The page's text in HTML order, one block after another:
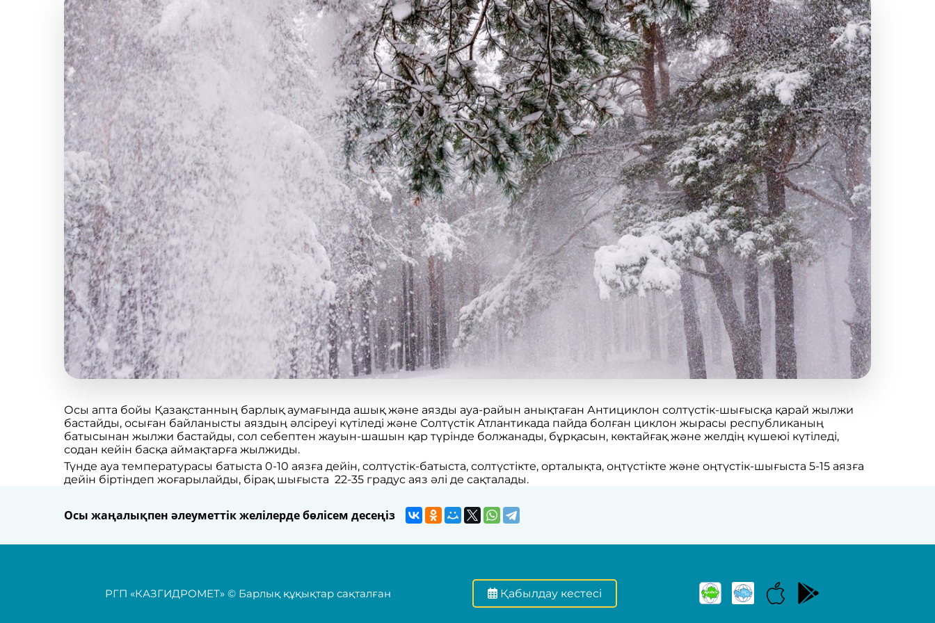
Осы апта бойы Қазақстанның барлық аумағында ашық және аязды ауа-райын анықтаған Антициклон солтүстік-шығысқа қарай жылжи
бастайды, осыған байланысты аяздың әлсіреуі күтіледі және Солтүстік Атлантикада пайда болған циклон жырасы республиканың
батысынан жылжи бастайды, сол себептен жауын-шашын қар түрінде болжанады, бұрқасын, көктайғақ және желдің күшеюі күтіледі,
содан кейін басқа аймақтарға жылжиды.
Түнде ауа температурасы батыста 0-10 аязға дейін, солтүстік-батыста, солтүстікте, орталықта, оңтүстікте және оңтүстік-шығыста 5-15 аязға
дейін біртіндеп жоғарылайды, бірақ шығыста 22-35 градус аяз әлі де сақталады.
Осы жаңалықпен әлеуметтік желілерде бөлісем десеңіз
РГП «КАЗГИДРОМЕТ» © Барлық құқықтар сақталған Қабылдау кестесі